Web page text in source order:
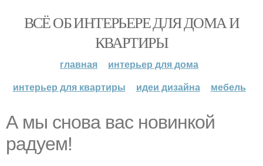
ВСЁ ОБ ИНТЕРЬЕРЕ ДЛЯ ДОМА И
КВАРТИРЫ
главная
интерьер для дома
интерьер для квартиры
идеи дизайна мебель
А мы снова вас новинкой
радуем!